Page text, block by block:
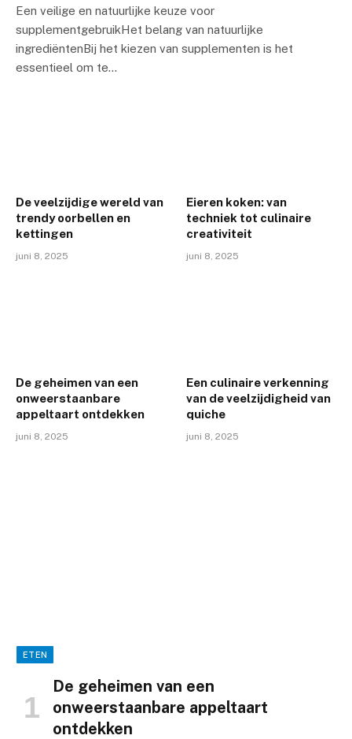
Een veilige en natuurlijke keuze voor
supplementgebruikHet belang van natuurlijke
ingrediëntenBij het kiezen van supplementen is het
essentieel om te…
De veelzijdige wereld van
trendy oorbellen en
kettingen
juni 8, 2025
Eieren koken: van
techniek tot culinaire
creativiteit
juni 8, 2025
De geheimen van een
onweerstaanbare
appeltaart ontdekken
juni 8, 2025
Een culinaire verkenning
van de veelzijdigheid van
quiche
juni 8, 2025
ETEN
De geheimen van een
onweerstaanbare appeltaart
ontdekken